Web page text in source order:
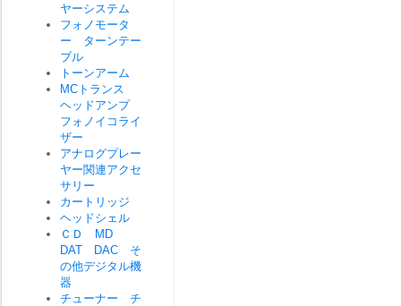
ヤーシステム
フォノモータ
ー ターンテー
ブル
トーンアーム
MCトランス
ヘッドアンプ
フォノイコライ
ザー
アナログプレー
ヤー関連アクセ
サリー
カートリッジ
ヘッドシェル
ＣＤ MD
DAT DAC そ
の他デジタル機
器
チューナー チ